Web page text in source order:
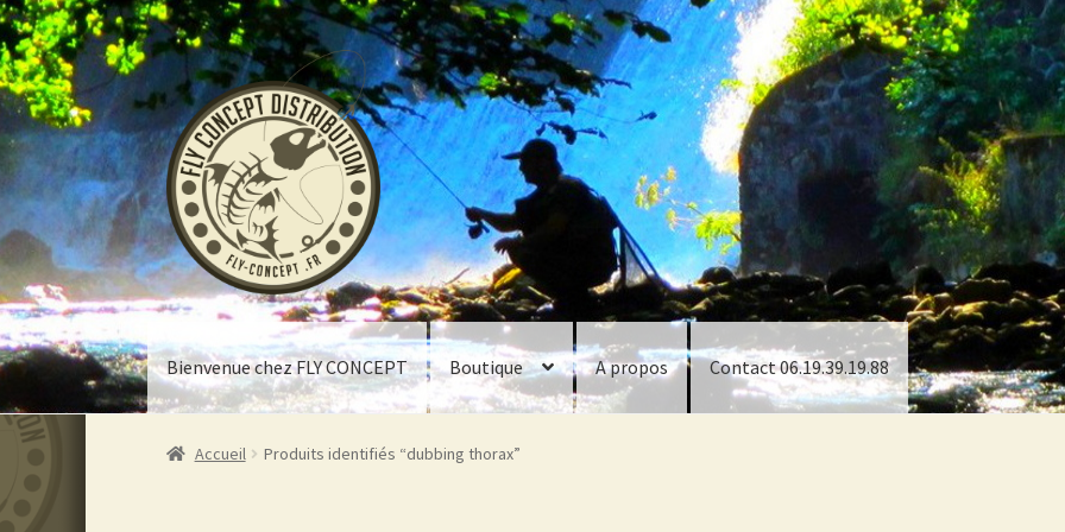
Aller
à
la
navigation
Aller
au
contenu
Bienvenue chez FLY CONCEPT Boutique A propos Contact 06.19.39.19.88
Accueil Produits identifiés “dubbing thorax”